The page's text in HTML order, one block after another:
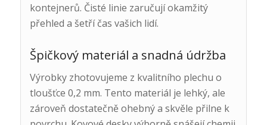
kontejnerů. Čisté linie zaručují okamžitý
přehled a šetří čas vašich lidí.
Špičkový materiál a snadná údržba
Výrobky zhotovujeme z kvalitního plechu o
tloušťce 0,2 mm. Tento materiál je lehký, ale
zároveň dostatečně ohebný a skvěle přilne k